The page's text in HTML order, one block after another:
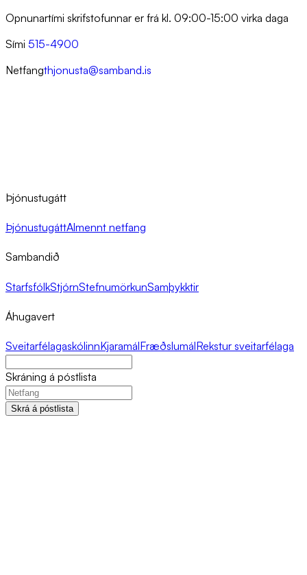
Opnunartími skrifstofunnar er frá kl. 09:00-15:00 virka daga
Sími 515-4900
Netfangthjonusta@samband.is
Þjónustugátt
ÞjónustugáttAlmennt netfang
Sambandið
StarfsfólkStjórnStefnumörkunSamþykktir
Áhugavert
SveitarfélagaskólinnKjaramálFræðslumálRekstur sveitarfélaga
Skráning á póstlista
Skrá á póstlista